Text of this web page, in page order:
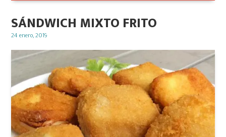
SÁNDWICH MIXTO FRITO
Posted
24 enero, 2019